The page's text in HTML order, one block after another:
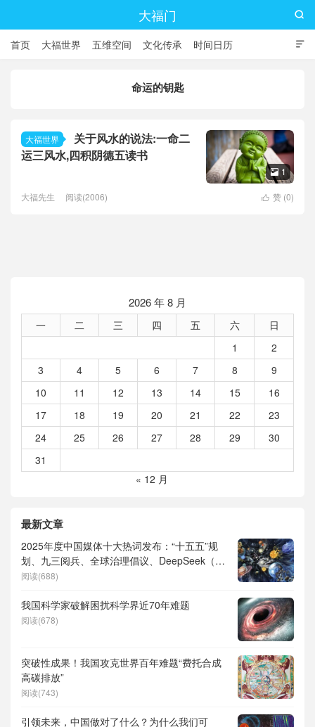
大福门

首页 大福世界 五维空间 文化传承 时间日历

命运的钥匙
大福世界
关于风水的说法:一命二
运三风水,四积阴德五读书
 1
 赞 (0)
大福先生 阅读(2006)
2026 年 8 月
一 二 三 四 五 六
日
1
2
3
4 5 6 7 8
9
10
11 12 13 14 15
16
17
18 19 20 21 22
23
24
25 26 27 28 29
30
31
« 12 月
最新文章
2025年度中国媒体十大热词发布：“十五五”规
划、九三阅兵、全球治理倡议、DeepSeek（深
度求索）、人形机器人、苏超、票根经济、育
阅读(688)
我国科学家破解困扰科学界近70年难题
阅读(678)
突破性成果！我国攻克世界百年难题“费托合成
高碳排放”
阅读(743)
引领未来，中国做对了什么？为什么我们可